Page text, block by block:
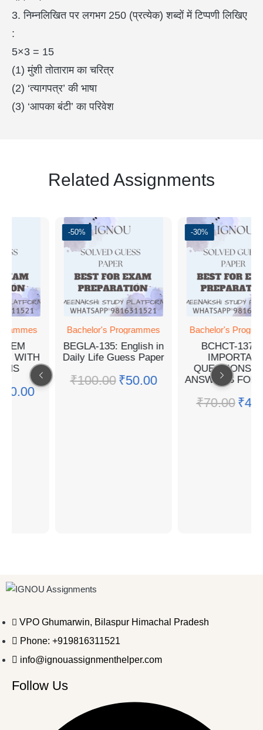
3. निम्नलिखित पर लगभग 250 (प्रत्येक) शब्दों में टिप्पणी लिखिए
:
5×3 = 15
(1) मुंशी तोताराम का चरित्र
(2) ‘त्यागपत्र’ की भाषा
(3) ‘आपका बंटी’ का परिवेश
Related Assignments
EM
WITH
50.00
-50%
Bachelor's Programmes
BEGLA-135: English in
Daily Life Guess Paper
₹100.00₹50.00
-30%
Bachelor's
BCHCT-137
IMPORTANT
QUESTIONS
ANSWERS FOR
₹70.00₹
VPO Ghumarwin, Bilaspur Himachal Pradesh
Phone: +919816311521
info@ignouassignmenthelper.com
Follow Us